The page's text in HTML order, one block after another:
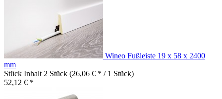
Wineo Fußleiste 19 x 58 x 2400
mm
Stück Inhalt 2 Stück (26,06 € * / 1 Stück)
52,12 € *